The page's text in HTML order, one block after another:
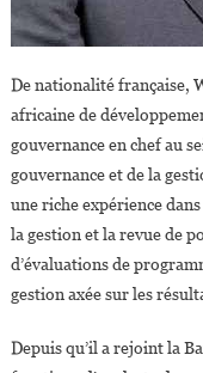
De nationalité française,
africaine de
gouvernance en chef au
gouvernance et de la
une riche expérience
la gestion et la revue de
d’évaluations de
gestion axée sur les
Depuis qu’il a rejoint la